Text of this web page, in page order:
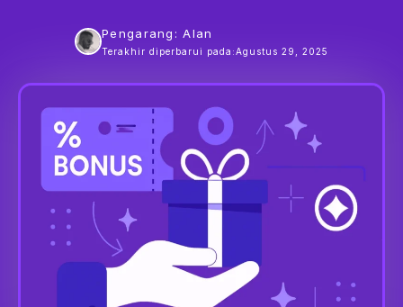
Pengarang: Alan
Terakhir diperbarui pada:Agustus 29, 2025